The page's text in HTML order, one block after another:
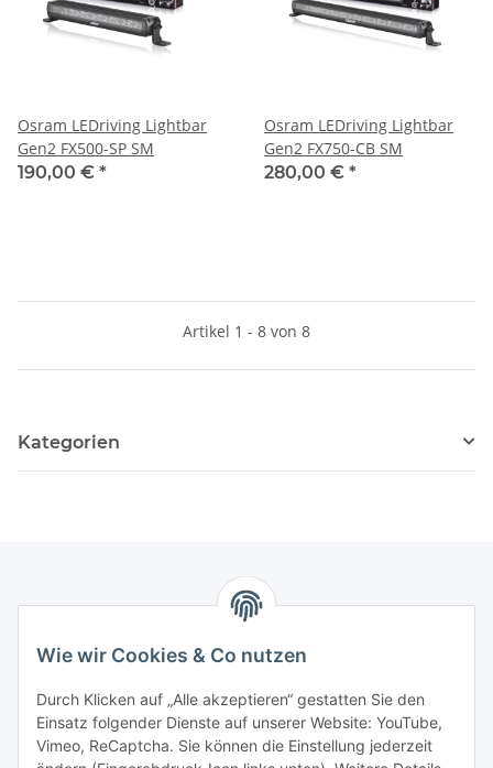
Wie wir Cookies & Co nutzen
Durch Klicken auf „Alle akzeptieren“ gestatten Sie den
Einsatz folgender Dienste auf unserer Website: YouTube,
Vimeo, ReCaptcha. Sie können die Einstellung jederzeit
Osram LEDriving Lightbar
Gen2 FX500-SP SM
190,00 € *
Osram LEDriving Lightbar
Gen2 FX750-CB SM
280,00 € *
Artikel 1 - 8 von 8
Kategorien
Interessante Websites